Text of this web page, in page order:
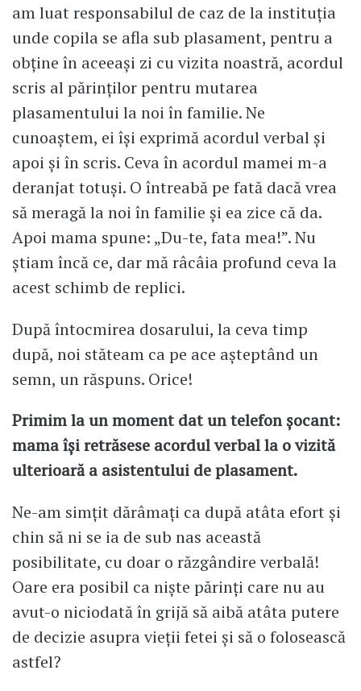
am luat responsabilul de caz de la instituția
unde copila se afla sub plasament, pentru a
obține în aceeași zi cu vizita noastră, acordul
scris al părinților pentru mutarea
plasamentului la noi în familie. Ne
cunoaștem, ei își exprimă acordul verbal și
apoi și în scris. Ceva în acordul mamei m-a
deranjat totuși. O întreabă pe fată dacă vrea
să meragă la noi în familie și ea zice că da.
Apoi mama spune: „Du-te, fata mea!”. Nu
știam încă ce, dar mă râcâia profund ceva la
acest schimb de replici.
După întocmirea dosarului, la ceva timp
după, noi stăteam ca pe ace așteptând un
semn, un răspuns. Orice!
Primim la un moment dat un telefon șocant:
mama își retrăsese acordul verbal la o vizită
ulterioară a asistentului de plasament.
Ne-am simțit dărâmați ca după atâta efort și
chin să ni se ia de sub nas această
posibilitate, cu doar o răzgândire verbală!
Oare era posibil ca niște părinți care nu au
avut-o niciodată în grijă să aibă atâta putere
de decizie asupra vieții fetei și să o folosească
astfel?